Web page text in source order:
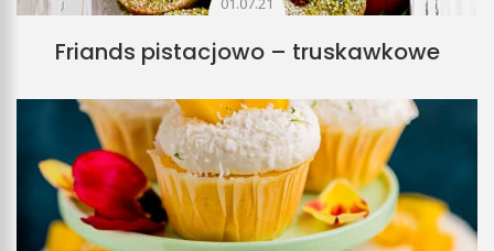
Friands pistacjowo – truskawkowe